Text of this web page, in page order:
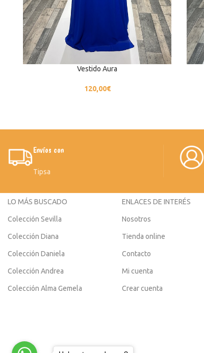
Vestido Aura
120,00€
Envíos con
Tipsa
LO MÁS BUSCADO
Colección Sevilla
Colección Diana
Colección Daniela
Colección Andrea
Colección Alma Gemela
ENLACES DE INTERÉS
Nosotros
Tienda online
Contacto
Mi cuenta
Crear cuenta